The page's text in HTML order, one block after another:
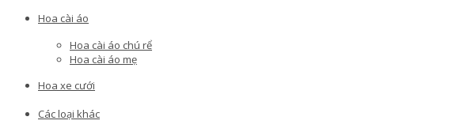
Hoa cài áo
Hoa cài áo chú rể
Hoa cài áo mẹ
Hoa xe cưới
Các loại khác